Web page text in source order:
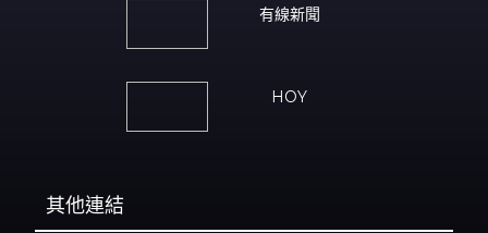
有線新聞
HOY
其他連結